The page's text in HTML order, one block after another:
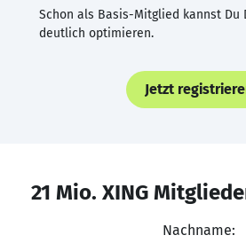
Schon als Basis-Mitglied kannst Du
deutlich optimieren.
Jetzt
21 Mio. XING
Nachname: